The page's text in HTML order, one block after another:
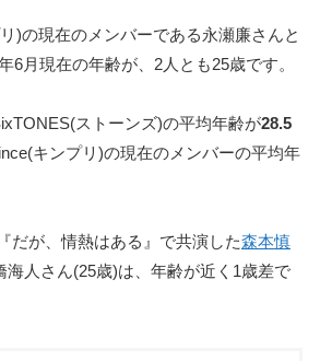
)の現在のメンバーである永瀬廉さんと
6月現在の年齢が、2人とも25歳です。
ストーンズ)の平均年齢が28.5
キンプリ)の現在のメンバーの平均年
だが、情熱はある』で共演した森本慎
海人さん(25歳)は、年齢が近く1歳差で